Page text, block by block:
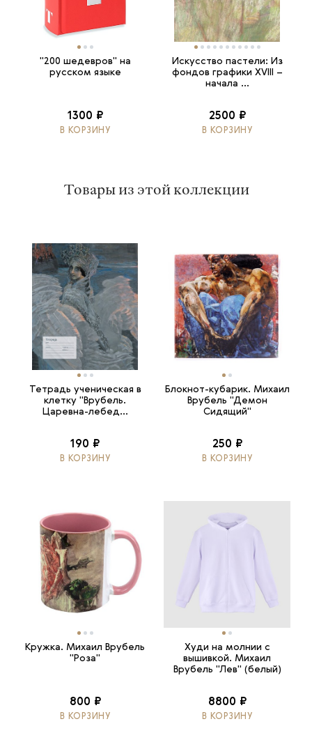
"200 шедевров" на
русском языке
1300 ₽
В КОРЗИНУ
Искусство пастели: Из
фондов графики XVIII –
начала ...
2500 ₽
В КОРЗИНУ
Товары из этой коллекции
Тетрадь ученическая в
клетку "Врубель.
Царевна-лебед...
190 ₽
В КОРЗИНУ
Блокнот-кубарик. Михаил
Врубель "Демон
Сидящий"
250 ₽
В КОРЗИНУ
Кружка. Михаил Врубель
"Роза"
800 ₽
В КОРЗИНУ
Худи на молнии с
вышивкой. Михаил
Врубель "Лев" (белый)
8800 ₽
В КОРЗИНУ